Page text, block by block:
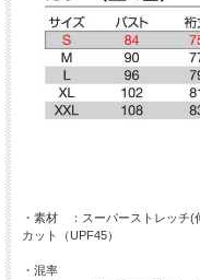
・素材 ：スーパーストレッチ(
カット（UPF45）
・混率